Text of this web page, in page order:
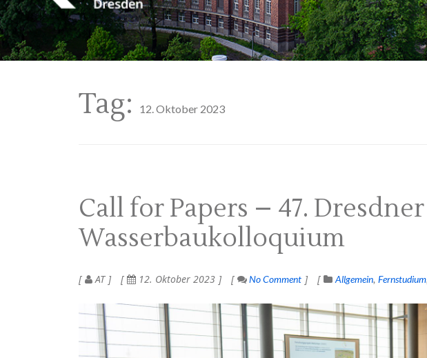
Tag: 12. Oktober 2023
Call for Papers – 47. Dresdner
Wasserbaukolloquium
AT 12. Oktober 2023 No Comment Allgemein Fernstudium